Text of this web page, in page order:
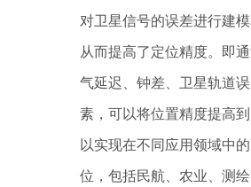
对卫星信号的误差进行建模
从而提高了定位精度。即
气延迟、钟差、卫星轨道
素，可以将位置精度提高
以实现在不同应用领域中
位，包括民航、农业、测绘